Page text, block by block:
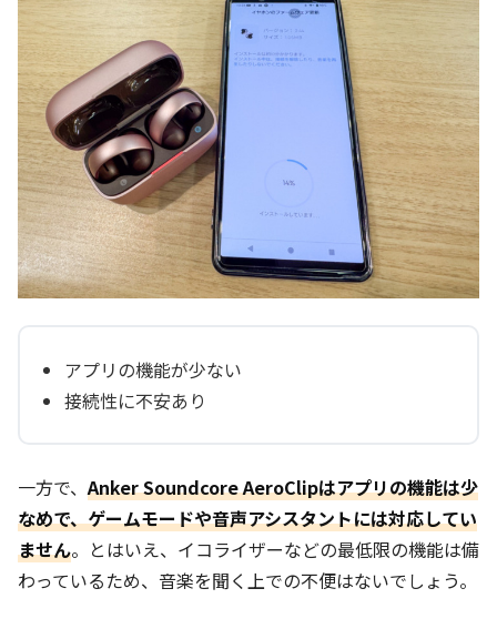
アプリの機能が少ない
接続性に不安あり
一方で、 Anker Soundcore AeroClipはアプリの機能は少
なめで、ゲームモードや音声アシスタントには対応してい
ません。とはいえ、イコライザーなどの最低限の機能は備
わっているため、音楽を聞く上での不便はないでしょう。